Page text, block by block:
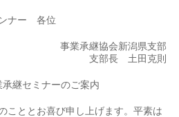
ナー 各位
事業承継協会新潟県支部
支部長 土田克則
継セミナーのご案内
こととお喜び申し上げます。平素は